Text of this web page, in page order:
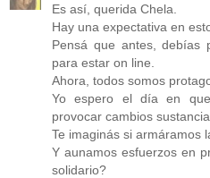
Es así, querida Chela.
Hay una expectativa en
Pensá que antes, debías
para estar on line.
Ahora, todos somos
Yo espero el día en
provocar cambios
Te imaginás si armáramos
Y aunamos esfuerzos en
solidario?